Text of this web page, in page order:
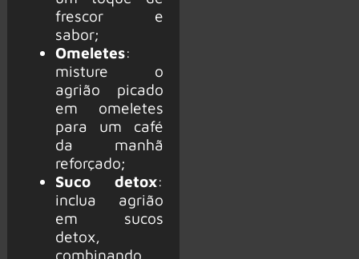
frescor e
sabor;
Omeletes:
misture o
agrião picado
em omeletes
para um café
da manhã
reforçado;
Suco detox:
inclua agrião
em sucos
detox,
combinando